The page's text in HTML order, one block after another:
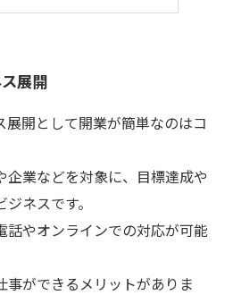
展開
開として開業が簡単なのはコ
企業などを対象に、目標達成や
ネスです。
話やオンラインでの対応が可能
事ができるメリットがありま